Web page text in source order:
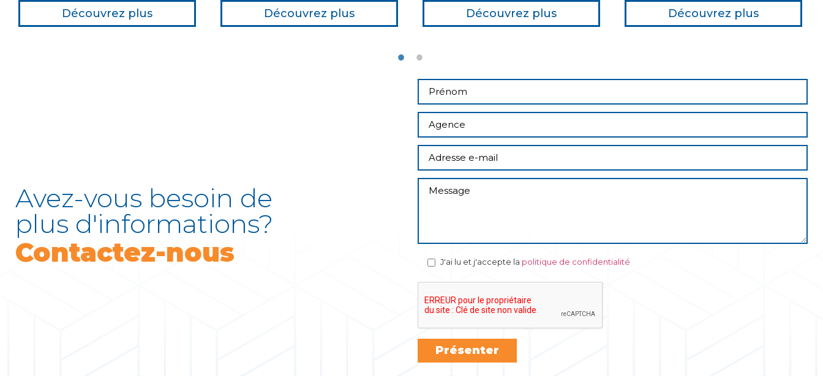
Découvrez plus Découvrez plus Découvrez plus Découvrez plus
Avez-vous besoin de
plus d'informations?
Contactez-nous
J'ai lu et j'accepte la politique de confidentialité